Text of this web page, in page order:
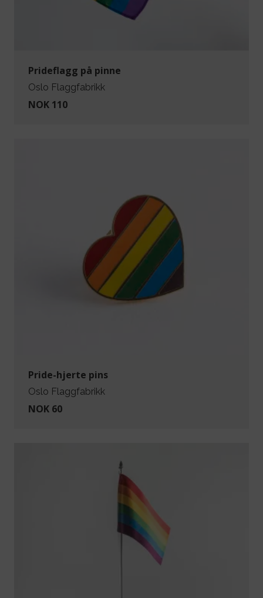
Prideflagg på pinne
Oslo Flaggfabrikk
NOK 110
Pride-hjerte pins
Oslo Flaggfabrikk
NOK 60